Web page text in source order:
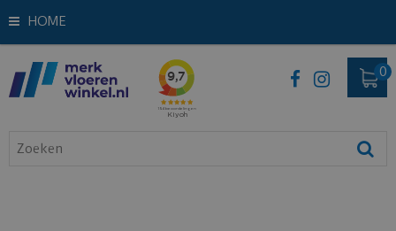
HOME